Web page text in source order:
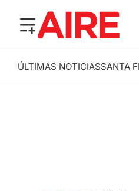
ÚLTIMAS NOTICIASSANTA